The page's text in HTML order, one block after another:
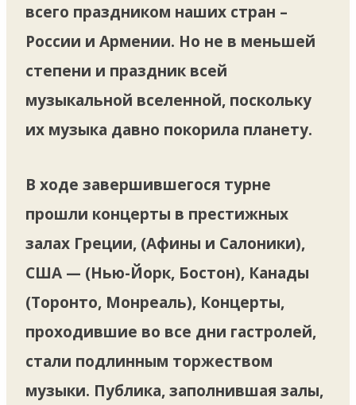
всего праздником наших стран –
России и Армении. Но не в меньшей
степени и праздник всей
музыкальной вселенной, поскольку
их музыка давно покорила планету.
В ходе завершившегося турне
прошли концерты в престижных
залах Греции, (Афины и Салоники),
США — (Нью-Йорк, Бостон), Канады
(Торонто, Монреаль), Концерты,
проходившие во все дни гастролей,
стали подлинным торжеством
музыки. Публика, заполнившая залы,